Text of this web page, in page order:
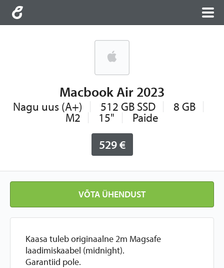
Macbook Air 2023
Nagu uus (A+) 512 GB SSD 8 GB
M2 15"
Paide
529 €
VÕTA ÜHENDUST
Kaasa tuleb originaalne 2m Magsafe
laadimiskaabel (midnight).
Garantiid pole.